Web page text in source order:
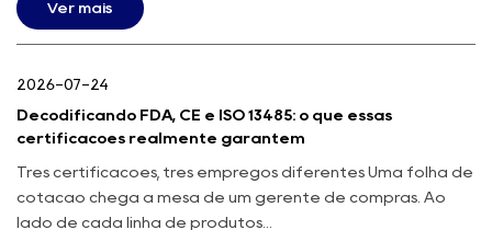
Ver mais
2026-07-24
Decodificando FDA, CE e ISO 13485: o que essas
certificações realmente garantem
Três certificações, três empregos diferentes Uma folha de
cotação chega à mesa de um gerente de compras. Ao
lado de cada linha de produtos...